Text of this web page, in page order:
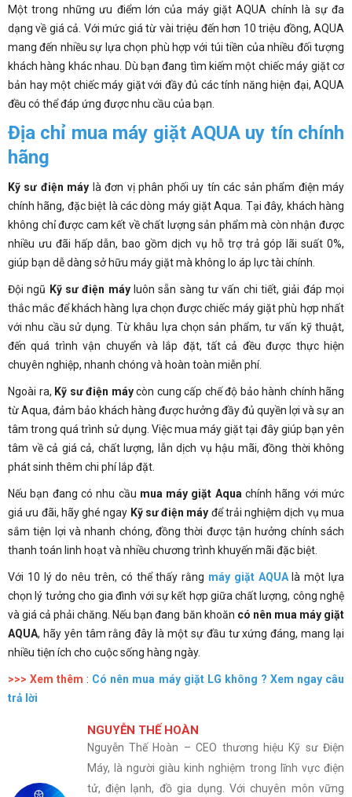
Một trong những ưu điểm lớn của máy giặt AQUA chính là sự đa
dạng về giá cả. Với mức giá từ vài triệu đến hơn 10 triệu đồng, AQUA
mang đến nhiều sự lựa chọn phù hợp với túi tiền của nhiều đối tượng
khách hàng khác nhau. Dù bạn đang tìm kiếm một chiếc máy giặt cơ
bản hay một chiếc máy giặt với đầy đủ các tính năng hiện đại, AQUA
đều có thể đáp ứng được nhu cầu của bạn.
Địa chỉ mua máy giặt AQUA uy tín chính
hãng
Kỹ sư điện máy là đơn vị phân phối uy tín các sản phẩm điện máy
chính hãng, đặc biệt là các dòng máy giặt Aqua. Tại đây, khách hàng
không chỉ được cam kết về chất lượng sản phẩm mà còn nhận được
nhiều ưu đãi hấp dẫn, bao gồm dịch vụ hỗ trợ trả góp lãi suất 0%,
giúp bạn dễ dàng sở hữu máy giặt mà không lo áp lực tài chính.
Đội ngũ Kỹ sư điện máyluôn sẵn sàng tư vấn chi tiết, giải đáp mọi
thắc mắc để khách hàng lựa chọn được chiếc máy giặt phù hợp nhất
với nhu cầu sử dụng. Từ khâu lựa chọn sản phẩm, tư vấn kỹ thuật,
đến quá trình vận chuyển và lắp đặt, tất cả đều được thực hiện
chuyên nghiệp, nhanh chóng và hoàn toàn miễn phí.
Ngoài ra, Kỹ sư điện máycòn cung cấp chế độ bảo hành chính hãng
từ Aqua, đảm bảo khách hàng được hưởng đầy đủ quyền lợi và sự an
tâm trong quá trình sử dụng. Việc mua máy giặt tại đây giúp bạn yên
tâm về cả giá cả, chất lượng, lẫn dịch vụ hậu mãi, đồng thời không
phát sinh thêm chi phí lắp đặt.
Nếu bạn đang có nhu cầu mua máy giặt Aquachính hãng với mức
giá ưu đãi, hãy ghé ngay Kỹ sư điện máy để trải nghiệm dịch vụ mua
sắm tiện lợi và nhanh chóng, đồng thời được tận hưởng chính sách
thanh toán linh hoạt và nhiều chương trình khuyến mãi đặc biệt.
Với 10 lý do nêu trên, có thể thấy rằng máy giặt AQUAlà một lựa
chọn lý tưởng cho gia đình với sự kết hợp giữa chất lượng, công nghệ
và giá cả phải chăng. Nếu bạn đang băn khoăn có nên mua máy giặt
AQUA, hãy yên tâm rằng đây là một sự đầu tư xứng đáng, mang lại
nhiều tiện ích cho cuộc sống hàng ngày.
>>> Xem thêm : Có nên mua máy giặt LG không ? Xem ngay câu
trả lời
NGUYỄN THẾ HOÀN
Nguyễn Thế Hoàn – CEO thương hiệu Kỹ sư Điện
Máy, là người giàu kinh nghiệm trong lĩnh vực điện
tử, điện lạnh, đồ gia dụng. Với chuyên môn vững